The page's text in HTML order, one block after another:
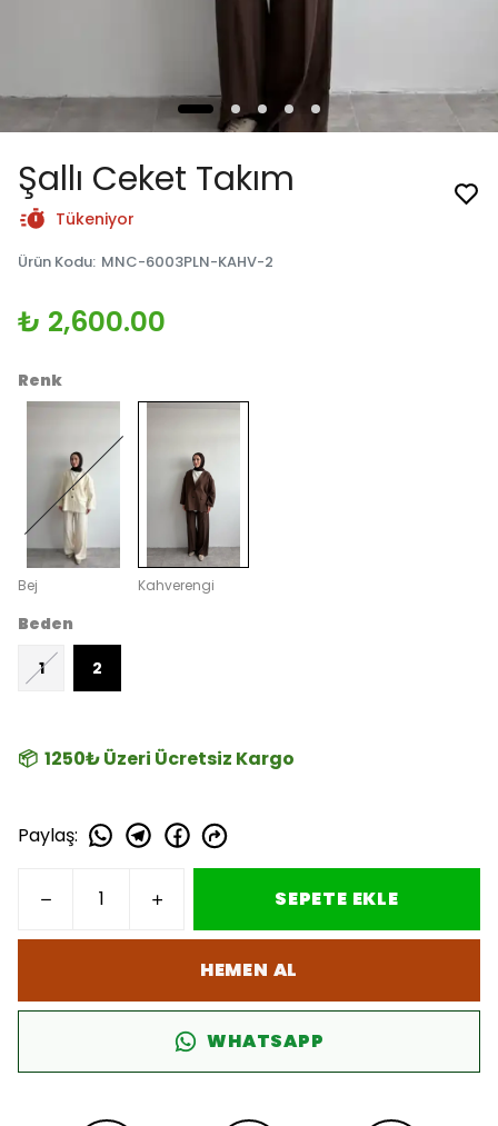
Şallı Ceket Takım
Tükeniyor
Ürün Kodu: MNC-6003PLN-KAHV-2
₺ 2,600.00
Renk
Bej Kahverengi
Beden
1
2
📦 1250₺ Üzeri Ücretsiz Kargo
Paylaş:
SEPETE EKLE
HEMEN AL
WHATSAPP